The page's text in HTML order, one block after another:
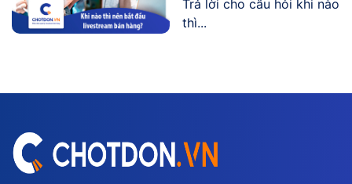
hàng?
Trả lời cho câu hỏi khi nào
thì...